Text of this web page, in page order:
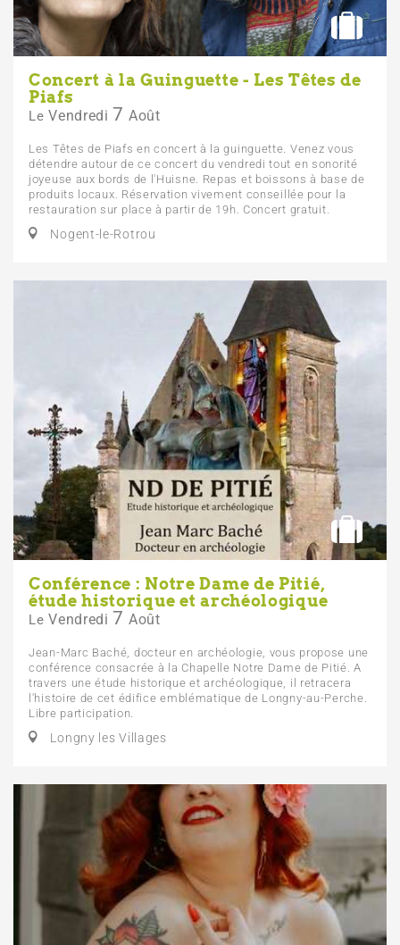
Concert à la Guinguette - Les Têtes de
Piafs
Le Vendredi 7 Août
Les Têtes de Piafs en concert à la guinguette. Venez vous
détendre autour de ce concert du vendredi tout en sonorité
joyeuse aux bords de l'Huisne. Repas et boissons à base de
produits locaux. Réservation vivement conseillée pour la
restauration sur place à partir de 19h. Concert gratuit.
Nogent-le-Rotrou
Conférence : Notre Dame de Pitié,
étude historique et archéologique
Le Vendredi 7 Août
Jean-Marc Baché, docteur en archéologie, vous propose une
conférence consacrée à la Chapelle Notre Dame de Pitié. A
travers une étude historique et archéologique, il retracera
l'histoire de cet édifice emblématique de Longny-au-Perche.
Libre participation.
Longny les Villages